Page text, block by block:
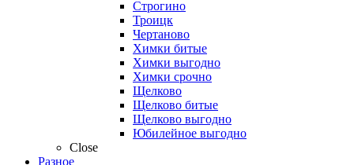
Строгино
Троицк
Чертаново
Химки битые
Химки выгодно
Химки срочно
Щелково
Щелково битые
Щелково выгодно
Юбилейное выгодно
Close
Разное